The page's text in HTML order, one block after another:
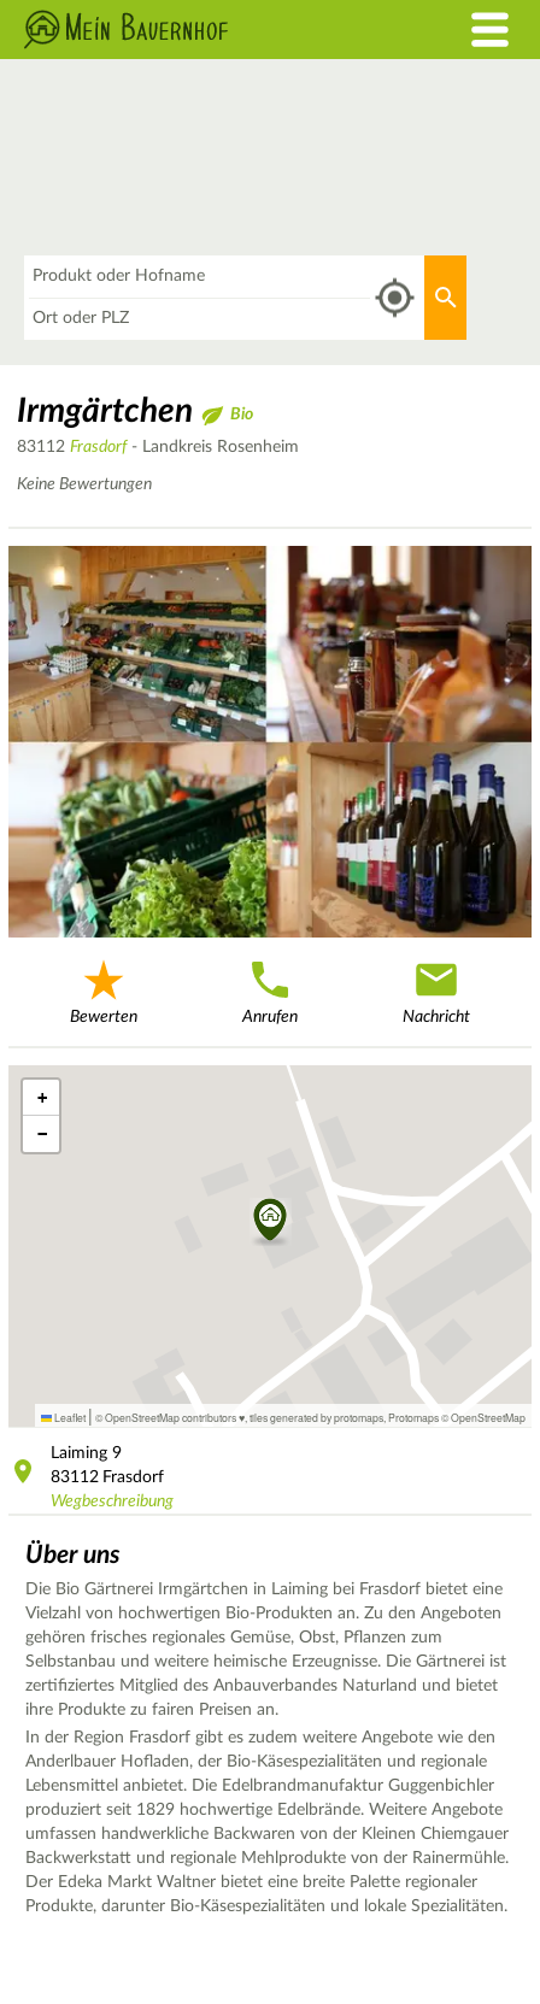
Irmgärtchen
Bio
83112 Frasdorf- Landkreis Rosenheim
Keine Bewertungen
Bewerten Anrufen Nachricht
+
−
Leaflet | © OpenStreetMap contributors ♥, tiles generated by protomaps Protomaps©OpenStreetMap
Laiming 9
83112 Frasdorf
Wegbeschreibung
Über uns
Die Bio Gärtnerei Irmgärtchen in Laiming bei Frasdorf bietet eine
Vielzahl von hochwertigen Bio-Produkten an. Zu den Angeboten
gehören frisches regionales Gemüse, Obst, Pflanzen zum
Selbstanbau und weitere heimische Erzeugnisse. Die Gärtnerei ist
zertifiziertes Mitglied des Anbauverbandes Naturland und bietet
ihre Produkte zu fairen Preisen an.
In der Region Frasdorf gibt es zudem weitere Angebote wie den
Anderlbauer Hofladen, der Bio-Käsespezialitäten und regionale
Lebensmittel anbietet. Die Edelbrandmanufaktur Guggenbichler
produziert seit 1829 hochwertige Edelbrände. Weitere Angebote
umfassen handwerkliche Backwaren von der Kleinen Chiemgauer
Backwerkstatt und regionale Mehlprodukte von der Rainermühle.
Der Edeka Markt Waltner bietet eine breite Palette regionaler
Produkte, darunter Bio-Käsespezialitäten und lokale Spezialitäten.